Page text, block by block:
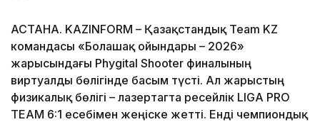
АСТАНА. KAZINFORM – Қазақстандық Team KZ
командасы «Болашақ ойындары – 2026»
жарысындағы Phygital Shooter финалының
виртуалды бөлігінде басым түсті. Ал жарыстың
физикалық бөлігі – лазертагта ресейлік LIGA PRO
TEAM 6:1 есебімен жеңіске жетті. Енді чемпиондық